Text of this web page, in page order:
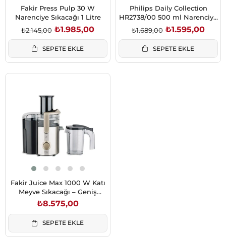
Fakir Press Pulp 30 W
Narenciye Sıkacağı 1 Litre
₺1.985,00
₺2.145,00
SEPETE EKLE
Philips Daily Collection
HR2738/00 500 ml Narenciye
Sıkacağı
₺1.595,00
₺1.689,00
SEPETE EKLE
Fakir Juice Max 1000 W Katı
Meyve Sıkacağı – Geniş
Ağızlı, Paslanmaz Çelik
Gövde
₺8.575,00
SEPETE EKLE